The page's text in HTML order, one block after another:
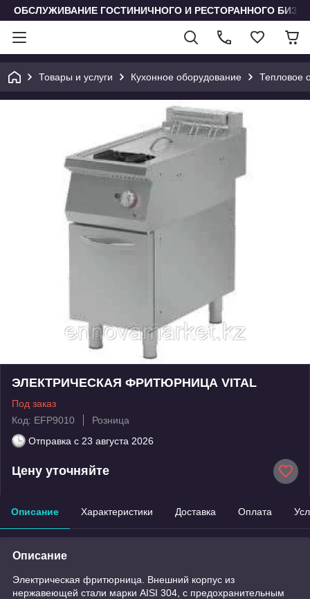
ОБСЛУЖИВАНИЕ ГОСТИНИЧНОГО И РЕСТОРАННОГО
Товары и услуги Кухонное оборудование Тепловое
ЭЛЕКТРИЧЕСКАЯ ФРИТЮРНИЦА VITAL
Под заказ
Код: EFP9010
Розница
Отправка с 23 августа 2026
Цену уточняйте
Описание Характеристики Доставка Оплата
Описание
Электрическая фритюрница. Внешний корпус из
нержавеющей стали марки AISI 304, с предохранительным